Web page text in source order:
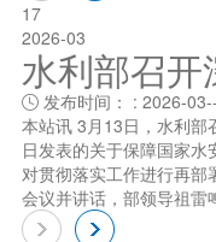
17
2026-03
水利部召开
发布时间： : 2026-
本站讯 3月13日，水利部
日发表的关于保障国家水
对贯彻落实工作进行再部
会议并讲话，部领导祖雷